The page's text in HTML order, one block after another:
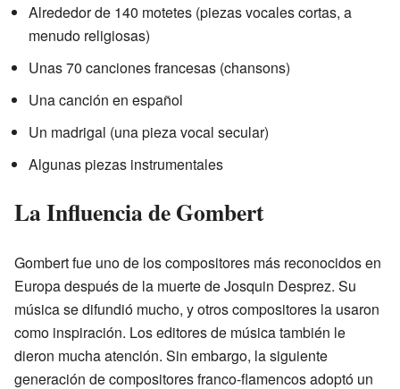
Alrededor de 140 motetes (piezas vocales cortas, a
menudo religiosas)
Unas 70 canciones francesas (chansons)
Una canción en español
Un madrigal (una pieza vocal secular)
Algunas piezas instrumentales
La Influencia de Gombert
Gombert fue uno de los compositores más reconocidos en
Europa después de la muerte de Josquin Desprez. Su
música se difundió mucho, y otros compositores la usaron
como inspiración. Los editores de música también le
dieron mucha atención. Sin embargo, la siguiente
generación de compositores franco-flamencos adoptó un